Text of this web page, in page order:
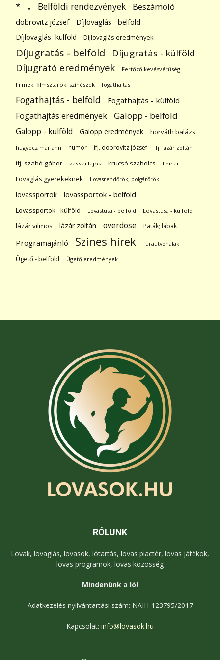
* . Belföldi rendezvények Beszámoló
dobrovitz józsef
Díjlovaglás - belföld
Díjlovaglás- külföld
Díjlovaglás eredmények
Díjugratás - belföld Díjugratás - külföld
Díjugrató eredmények Fertőző kevésvérűség
Filmek; filmsztárok; színészek fogathajtás
Fogathajtás - belföld Fogathajtás - külföld
Fogathajtás eredmények Galopp - belföld
Galopp - külföld Galopp eredmények horváth balázs
hugyecz mariann humor ifj. dobrovitz józsef ifj. lázár zoltán
ifj. szabó gábor kassai lajos krucsó szabolcs lipicai
Lovaglás gyerekeknek Lovasrendőrök; polgárőrök
lovassportok lovassportok - belföld
Lovassportok - külföld Lovastusa - belföld Lovastusa - külföld
lázár vilmos lázár zoltán overdose Paták; lábak
Programajánló Színes hírek Túraútvonalak
Ügető - belföld Ügető eredmények
RÓLUNK
Lovak, lovaglás, lovasok, lótartás, lovas piactér, lovas játékok,
lovas programok, lovas közösség
Mindenünk a ló!
Adatkezelés nyilvántartási szám: NAIH-123795/2017
Kapcsolat: info@lovasok.hu